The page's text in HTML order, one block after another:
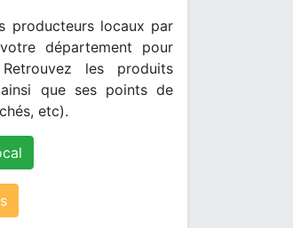
producteurs locaux par
département pour
les produits
que ses points de
etc).